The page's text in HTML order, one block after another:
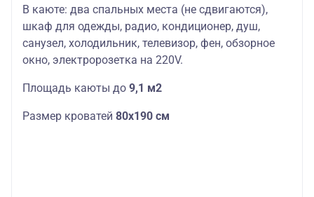
В каюте: два спальных места (не сдвигаются),
шкаф для одежды, радио, кондиционер, душ,
санузел, холодильник, телевизор, фен, обзорное
окно, электророзетка на 220V.
Площадь каюты до 9,1 м2
Размер кроватей 80х190 см